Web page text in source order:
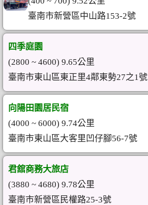
臺南市新營區中山路153-2號
四季庭園
(2800 ~ 4600) 9.65公里
臺南市東山區東正里4鄰東勢27之1號
向陽田園居民宿
(4000 ~ 6000) 9.74公里
臺南市東山區大客里凹仔腳56-7號
君舘商務大旅店
(3880 ~ 4680) 9.78公里
臺南市新營區民權路25-3號